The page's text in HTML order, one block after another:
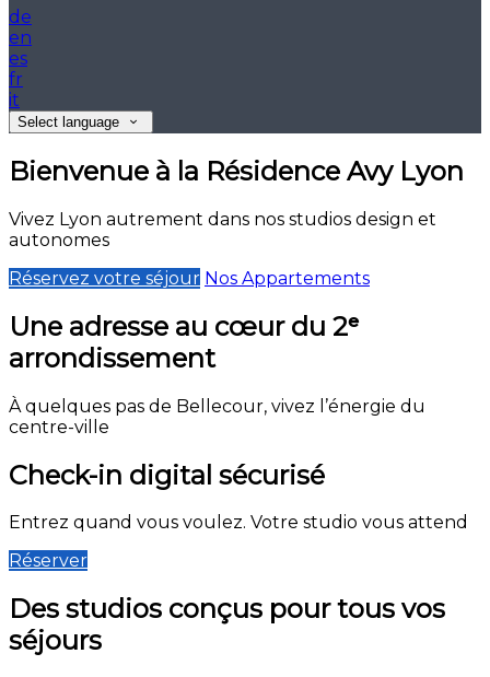
de
en
es
fr
it
Select language
Bienvenue à la Résidence Avy Lyon
Vivez Lyon autrement dans nos studios design et
autonomes
Réservez votre séjour Nos Appartements
Une adresse au cœur du 2ᵉ
arrondissement
À quelques pas de Bellecour, vivez l’énergie du
centre-ville
Check-in digital sécurisé
Entrez quand vous voulez. Votre studio vous attend
Réserver
Des studios conçus pour tous vos
séjours